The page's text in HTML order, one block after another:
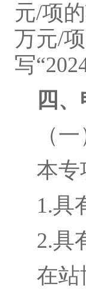
元/项
万元/
写
四
（
本专
1.具
2.具
在站